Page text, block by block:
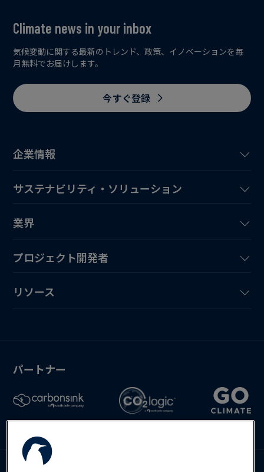
Deutsch
English
Español
企業情報
サステナビリティ・ソリューション
業界
プロジェクト開発者
リソース
Climate news in your inbox
気候変動に関する最新のトレンド、政策、イノベーションを毎
月無料でお届けします。
今すぐ登録
パートナー